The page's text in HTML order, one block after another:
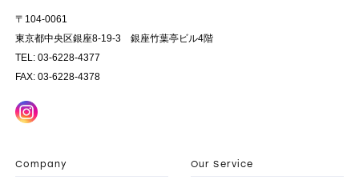
〒104-0061
東京都中央区銀座8-19-3 銀座竹葉亭ビル4階
TEL: 03-6228-4377
FAX: 03-6228-4378
Company Our Service